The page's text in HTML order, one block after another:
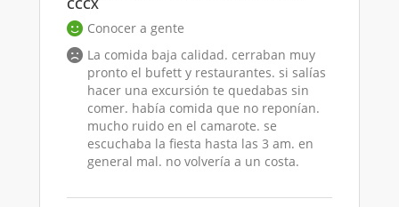
CCCX
Conocer a gente
La comida baja calidad. cerraban muy
pronto el bufett y restaurantes. si salías
hacer una excursión te quedabas sin
comer. había comida que no reponían.
mucho ruido en el camarote. se
escuchaba la fiesta hasta las 3 am. en
general mal. no volvería a un costa.